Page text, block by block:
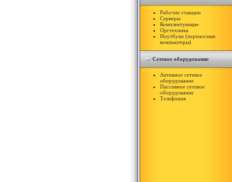
Рабочие станции
Серверы
Комплектующие
Оргтехника
Ноутбуки (переносные
компьютеры)
Сетевое оборудование
Активное сетевое
оборудование
Пассивное сетевое
оборудование
Телефония